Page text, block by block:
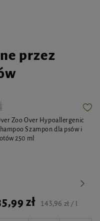
przez
Zoo Over Hypoallergenic
Szampon dla psów i
250 ml
zł 143,96 zł / l